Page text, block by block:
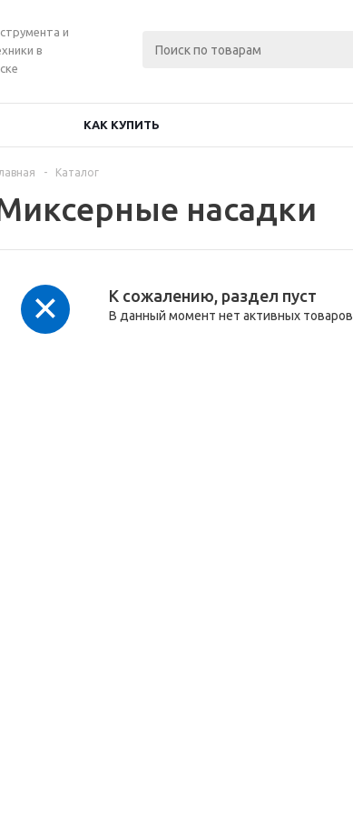
и
в
КАК КУПИТЬ
- Каталог
насадки
К сожалению, раздел пуст
В данный момент нет активных товаров